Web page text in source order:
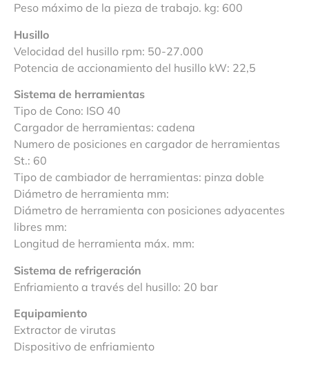
Peso máximo de la pieza de trabajo. kg: 600
Husillo
Velocidad del husillo rpm: 50-27.000
Potencia de accionamiento del husillo kW: 22,5
Sistema de herramientas
Tipo de Cono: ISO 40
Cargador de herramientas: cadena
Numero de posiciones en cargador de herramientas
St.: 60
Tipo de cambiador de herramientas: pinza doble
Diámetro de herramienta mm:
Diámetro de herramienta con posiciones adyacentes
libres mm:
Longitud de herramienta máx. mm:
Sistema de refrigeración
Enfriamiento a través del husillo: 20 bar
Equipamiento
Extractor de virutas
Dispositivo de enfriamiento